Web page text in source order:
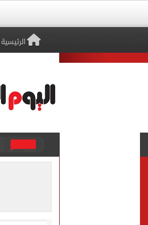
الرئيسية